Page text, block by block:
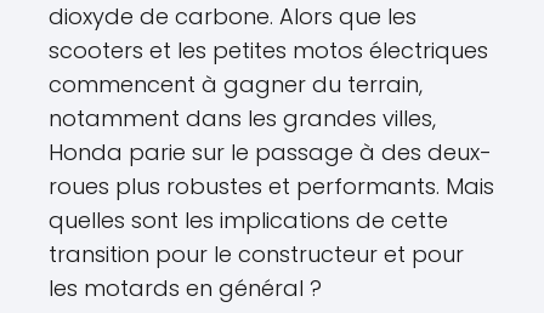
dioxyde de carbone. Alors que les
scooters et les petites motos électriques
commencent à gagner du terrain,
notamment dans les grandes villes,
Honda parie sur le passage à des deux-
roues plus robustes et performants. Mais
quelles sont les implications de cette
transition pour le constructeur et pour
les motards en général ?